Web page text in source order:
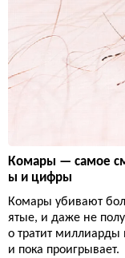
Комары — самое
ы и цифры
Комары убивают
ятые, и даже не
о тратит
и пока проигрывает.